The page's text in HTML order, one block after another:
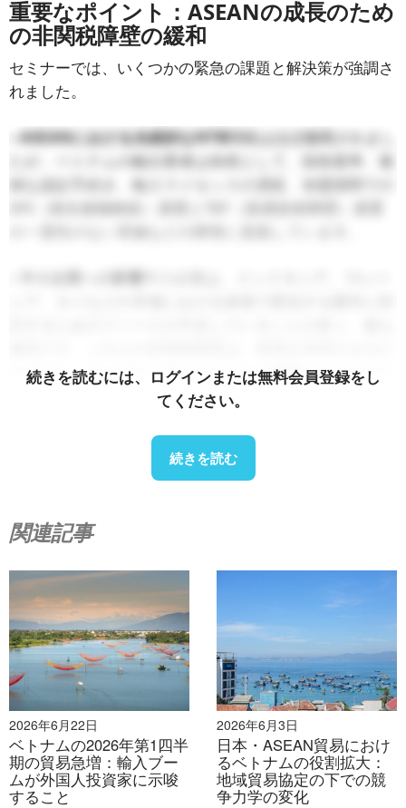
重要なポイント：ASEANの成長のため
の非関税障壁の緩和
セミナーでは、いくつかの緊急の課題と解決策が強調さ
れました。
ASEANにおける永続的なNTB関税はほぼ撤廃されまし
たが、ベトナムの輸出業者は依然として、技術基準、複
雑な認証手続き、輸入ライセンスの遅延、加盟国間での
けでなく、コンプライアンスコストの増加にもつながり
ベトナムの水産物と農産物の輸出は特
に大きな影響を受けています。例えば、イスラム教徒が
市場へのアクセスが困難になっています。
–提案された解決策
標準の相互承認重複した試験および検査を削減するため
に、標準承認に関する政府間協定を推進します。
税関とライセンスのデジタル化: 処理時間を短縮し、非
公式コストを削減します。
地域協力プラットフォーム
: 非関税障壁に関する紛争を
解決し、ベストプラクティスを共有するための ASEAN
の制度的メカニズムを強化する。
官民対話: 政府と企業間のフィードバック ループを促進
続きを読むには、ログインまたは無料会員登録をし
てください。
続きを読む
関連記事
2026年6月22日
ベトナムの2026年第1四半
期の貿易急増：輸入ブー
ムが外国人投資家に示唆
すること
2026年6月3日
日本・ASEAN貿易におけ
るベトナムの役割拡大：
地域貿易協定の下での競
争力学の変化